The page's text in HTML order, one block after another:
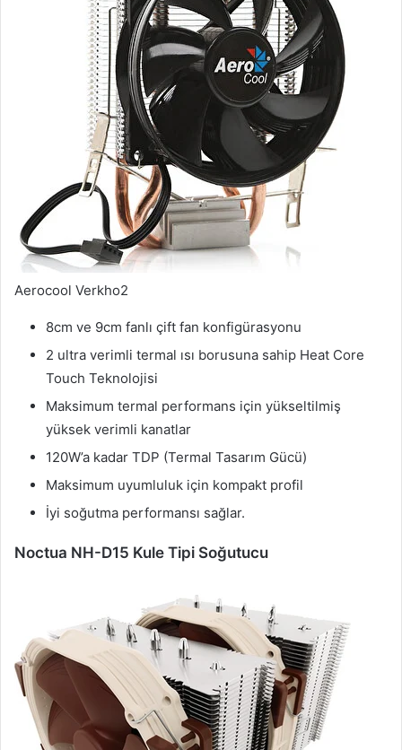
Aerocool Verkho2
8cm ve 9cm fanlı çift fan konfigürasyonu
2 ultra verimli termal ısı borusuna sahip Heat Core
Touch Teknolojisi
Maksimum termal performans için yükseltilmiş
yüksek verimli kanatlar
120W’a kadar TDP (Termal Tasarım Gücü)
Maksimum uyumluluk için kompakt profil
İyi soğutma performansı sağlar.
Noctua NH-D15 Kule Tipi Soğutucu